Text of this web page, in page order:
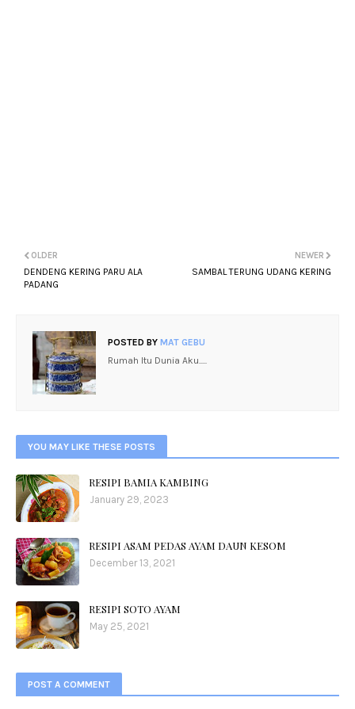
NEWER
SAMBAL TERUNG UDANG KERING
OLDER
DENDENG KERING PARU ALA
PADANG
POSTED BY MAT GEBU
Rumah Itu Dunia Aku.....
YOU MAY LIKE THESE POSTS
RESIPI BAMIA KAMBING
January 29, 2023
RESIPI ASAM PEDAS AYAM DAUN KESOM
December 13, 2021
RESIPI SOTO AYAM
May 25, 2021
POST A COMMENT